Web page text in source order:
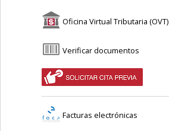
Oficina Virtual Tributaria (OVT)
Verificar documentos
Facturas electrónicas